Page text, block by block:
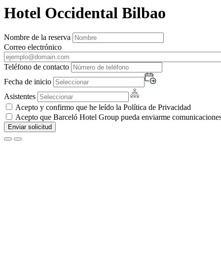
Hotel Occidental Bilbao
Nombre de la reserva
Correo electrónico
Teléfono de contacto
Fecha de inicio
Asistentes
Acepto y confirmo que he leído la Política de Privacidad
Acepto que Barceló Hotel Group pueda enviarme
Enviar solicitud